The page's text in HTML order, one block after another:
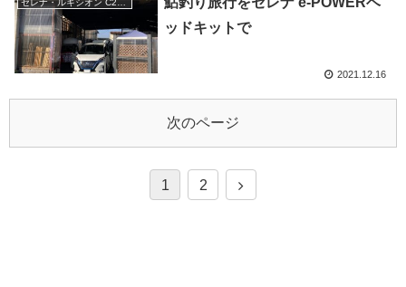
セレナ・ルキシオン C28-27
ッドキットで
2021.12.16
次のページ
1 2